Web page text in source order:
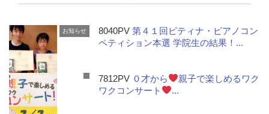
お知らせ 8040PV第４１回ピティナ・ピアノコン
ペティション本選 学院生の結果！...
7812PV ０才から
親子で楽しめるワク
ワクコンサート
...